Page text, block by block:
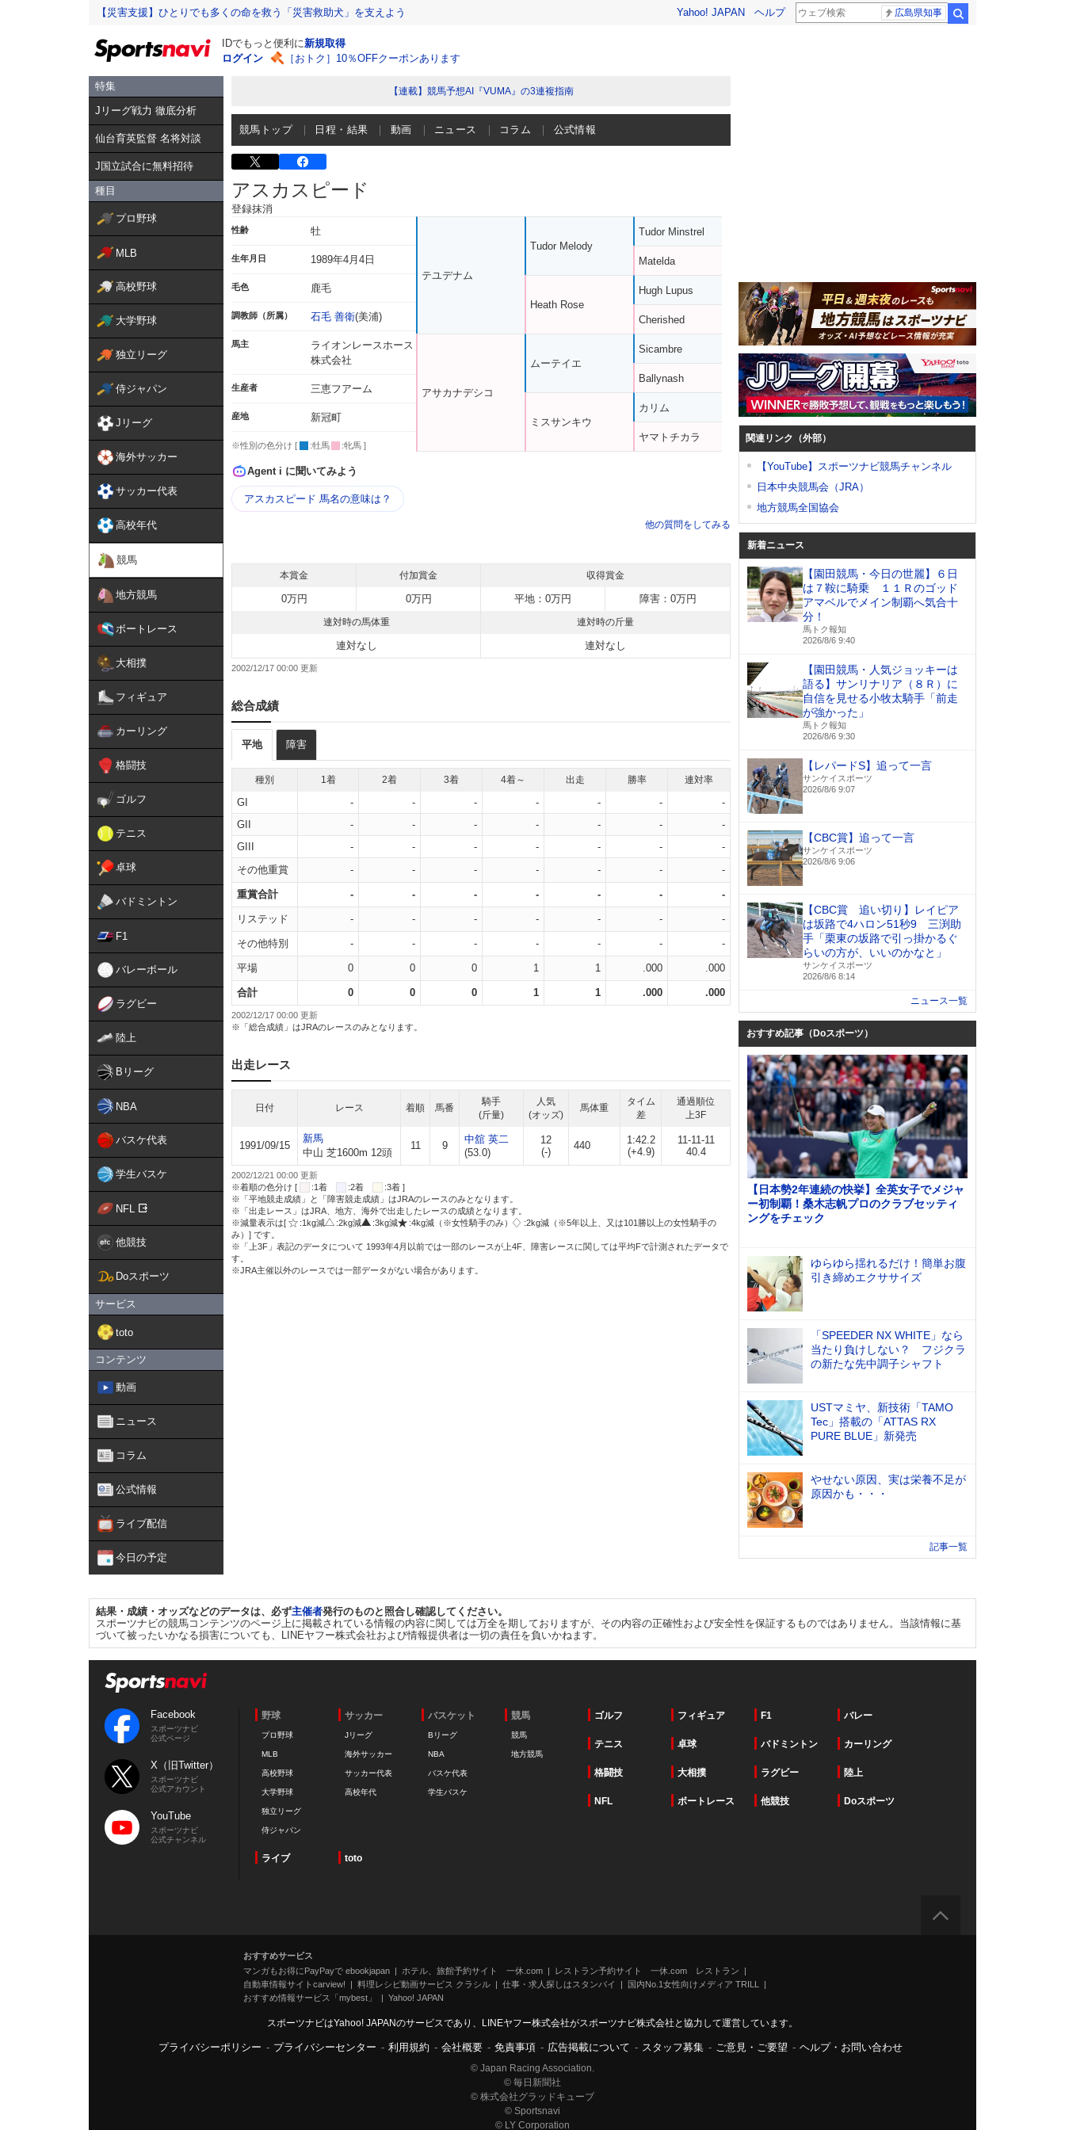
【災害支援】ひとりでも多くの命を救う「災害救助犬」を支えよう Yahoo! JAPAN ヘルプ 広島県知事
IDでもっと便利に新規取得
ログイン
［おトク］10％OFFクーポンあります
特集
Jリーグ戦力 徹底分析
仙台育英監督 名将対談
J国立試合に無料招待
種目
プロ野球
MLB
高校野球
大学野球
独立リーグ
侍ジャパン
Jリーグ
海外サッカー
サッカー代表
高校年代
競馬
地方競馬
ボートレース
大相撲
フィギュア
カーリング
格闘技
ゴルフ
テニス
卓球
バドミントン
F1
バレーボール
ラグビー
陸上
Bリーグ
NBA
バスケ代表
学生バスケ
NFL
他競技
Doスポーツ
サービス
toto
コンテンツ
動画
ニュース
コラム
公式情報
ライブ配信
今日の予定
【連載】競馬予想AI『VUMA』の3連複指南
競馬トップ 日程・結果 動画 ニュース コラム 公式情報
アスカスピード
登録抹消
性齢 牡
生年月日 1989年4月4日
毛色 鹿毛
調教師（所属） 石毛 善衛(美浦)
馬主
ライオンレースホース
株式会社
生産者 三恵フアーム
産地 新冠町
※性別の色分け [ :牡馬 :牝馬 ]
テユデナム
アサカナデシコ
Tudor Melody
Heath Rose
ムーテイエ
ミスサンキウ
Tudor Minstrel
Matelda
Hugh Lupus
Cherished
Sicambre
Ballynash
カリム
ヤマトチカラ
Agent i に聞いてみよう
アスカスピード 馬名の意味は？
他の質問をしてみる
本賞金 付加賞金 収得賞金
0万円 0万円 平地：0万円 障害：0万円
連対時の馬体重 連対時の斤量
連対なし 連対なし
2002/12/17 00:00
総合成績
平地 障害
種別 1着 2着 3着 4着～ 出走 勝率 連対率
GI - - - - - -
-
GII
- - - - - -
-
GIII
- - - - - -
-
その他重賞
- - - - - - -
重賞合計 - - - - - - -
リステッド - - - - - - -
その他特別 - - - - - - -
平場 0 0 0 1 1 .000 .000
合計 0 0 0 1 1 .000 .000
2002/12/17 00:00 更新
※「総合成績」はJRAのレースのみとなります。
出走レース
日付 レース 着順 馬番
騎手
(斤量)
人気
(オッズ)
馬体重
タイム
差
通過順位
上3F
1991/09/15
新馬
中山 芝1600m 12頭
11 9
中舘 英二
(53.0)
12
(-)
440
1:42.2
(+4.9)
11-11-11
40.4
2002/12/21 00:00 更新
※着順の色分け [
:1着 :2着
:3着 ]
※「平地競走成績」と「障害競走成績」はJRAのレースのみとなります。
※「出走レース」はJRA、地方、海外で出走したレースの成績となります。
※減量表示は[
:1kg減 :2kg減 :3kg減 :4kg減（※女性騎手のみ）
:2kg減（※5年以上、又は101勝以上の女性騎手の
み）] です。
※「上3F」表記のデータについて 1993年4月以前では一部のレースが上4F、障害レースに関しては平均Fで計測されたデータで
す。
※JRA主催以外のレースでは一部データがない場合があります。
関連リンク（外部）
【YouTube】スポーツナビ競馬チャンネル
日本中央競馬会（JRA）
地方競馬全国協会
新着ニュース
【園田競馬・今日の世麗】６日
は７鞍に騎乗 １１Ｒのゴッド
アマベルでメイン制覇へ気合十
分！
馬トク報知
2026/8/6 9:40
【園田競馬・人気ジョッキーは
語る】サンリナリア（８Ｒ）に
自信を見せる小牧太騎手「前走
が強かった」
馬トク報知
2026/8/6 9:30
【レパードS】追って一言
サンケイスポーツ
2026/8/6 9:07
【CBC賞】追って一言
サンケイスポーツ
2026/8/6 9:06
【CBC賞 追い切り】レイピア
は坂路で4ハロン51秒9 三渕助
手「栗東の坂路で引っ掛かるぐ
らいの方が、いいのかなと」
サンケイスポーツ
2026/8/6 8:14
ニュース一覧
おすすめ記事（Doスポーツ）
【日本勢2年連続の快挙】全英女子でメジャ
ー初制覇！桑木志帆プロのクラブセッティ
ングをチェック
ゆらゆら揺れるだけ！簡単お腹
引き締めエクササイズ
「SPEEDER NX WHITE」なら
当たり負けしない？ フジクラ
の新たな先中調子シャフト
USTマミヤ、新技術「TAMO
Tec」搭載の「ATTAS RX
PURE BLUE」新発売
やせない原因、実は栄養不足が
原因かも・・・
記事一覧
結果・成績・オッズなどのデータは、必ず主催者発行のものと照合し確認してください。
スポーツナビの競馬コンテンツのページ上に掲載されている情報の内容に関しては万全を期しておりますが、その内容の正確性および安全性を保証するものではありません。当該情報に基
づいて被ったいかなる損害についても、LINEヤフー株式会社および情報提供者は一切の責任を負いかねます。
Facebook
スポーツナビ
公式ページ
X（旧Twitter）
スポーツナビ
公式アカウント
YouTube
スポーツナビ
公式チャンネル
野球
プロ野球
MLB
高校野球
大学野球
独立リーグ
侍ジャパン
サッカー
Jリーグ
海外サッカー
サッカー代表
高校年代
バスケット
Bリーグ
NBA
バスケ代表
学生バスケ
競馬
競馬
地方競馬
ゴルフ フィギュア F1 バレー
テニス 卓球 バドミントン カーリング
格闘技 大相撲 ラグビー 陸上
NFL ボートレース 他競技 Doスポーツ
ライブ toto
おすすめサービス
マンガもお得にPayPayで ebookjapan
ホテル、旅館予約サイト 一休.com
レストラン予約サイト 一休.com レストラン
自動車情報サイトcarview!
料理レシピ動画サービス クラシル 仕事・求人探しはスタンバイ
国内No.1女性向けメディア TRILL
おすすめ情報サービス「mybest」
Yahoo! JAPAN
スポーツナビはYahoo! JAPANのサービスであり、LINEヤフー株式会社がスポーツナビ株式会社と協力して運営しています。
プライバシーポリシー - プライバシーセンター - 利用規約 - 会社概要 - 免責事項 - 広告掲載について - スタッフ募集 - ご意見・ご要望 - ヘルプ・お問い合わせ
© Japan Racing Association.
© 毎日新聞社
© 株式会社グラッドキューブ
© Sportsnavi
© LY Corporation